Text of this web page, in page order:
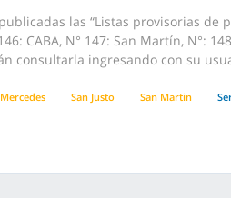
las “Listas provisorias
CABA, N° 147: San Martín, N°:
consultarla ingresando con su
Mercedes San Justo San Martin